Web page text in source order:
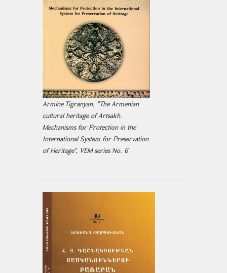
Armine Tigranyan, "The Armenian
cultural heritage of Artsakh.
Mechanisms for Protection in the
International System for Preservation
of Heritage", VEM series No. 6